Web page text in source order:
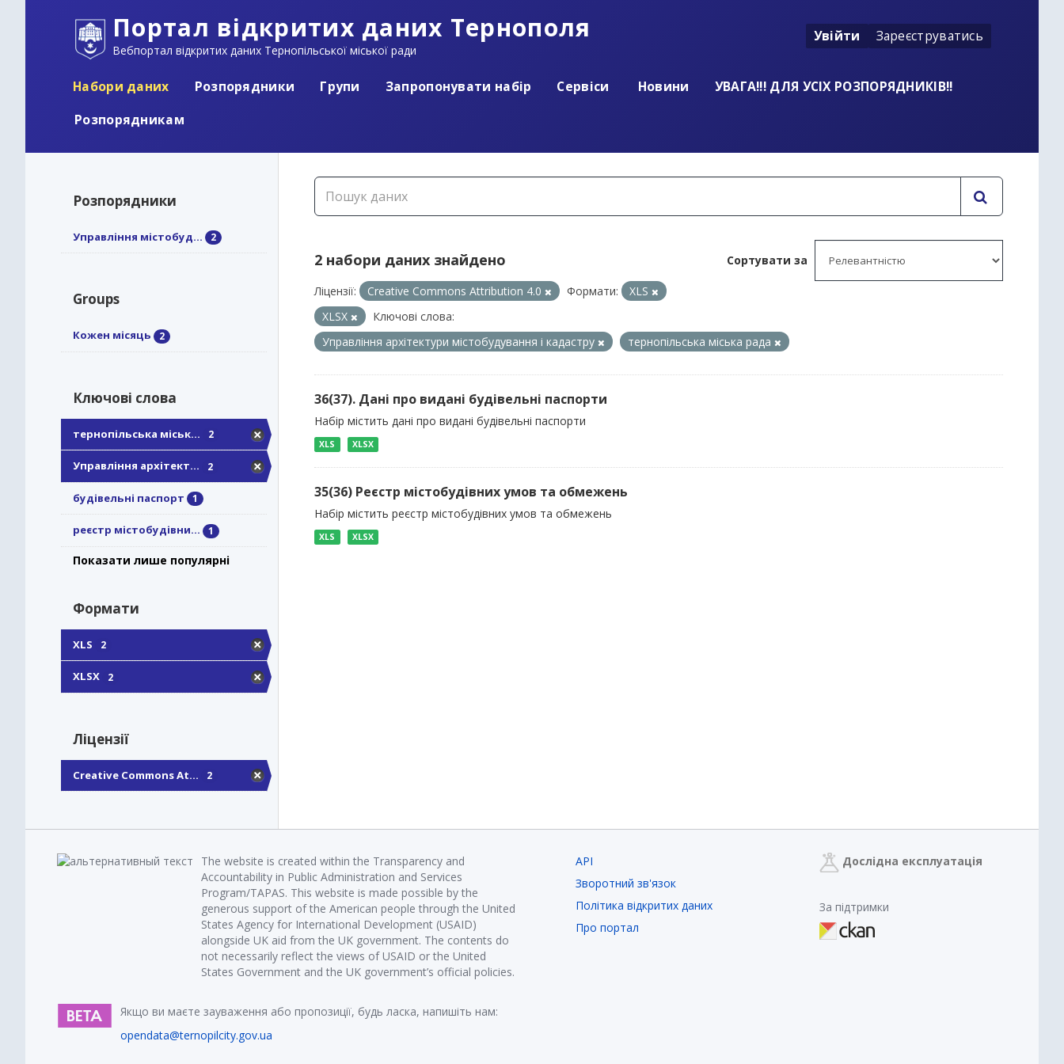
Портал відкритих даних Тернополя
Вебпортал відкритих даних Тернопільської міської ради
Увійти Зареєструватись
Набори даних Розпорядники Групи Запропонувати набір Сервіси Новини
УВАГА!!! ДЛЯ УСІХ РОЗПОРЯДНИКІВ!!
Розпорядникам
Розпорядники
Управління містобуд... 2
Groups
Кожен місяць 2
Ключові слова
тернопільська міськ... 2
Управління архітект... 2
будівельні паспорт 1
реєстр містобудівни... 1
Показати лише популярні
Формати
XLS 2
XLSX 2
Ліцензії
Creative Commons At... 2
Сортувати за
2 набори даних знайдено
Ліцензії: Creative Commons Attribution 4.0 Формати:
XLS
XLSX
Ключові слова:
Управління архітектури містобудування і кадастру
тернопільська міська рада
36(37). Дані про видані будівельні паспорти
Набір містить дані про видані будівельні паспорти
XLS XLSX
35(36) Реєстр містобудівних умов та обмежень
Набір містить реєстр містобудівних умов та обмежень
XLS XLSX
The website is created within the Transparency and
Accountability in Public Administration and Services
Program/TAPAS. This website is made possible by the
generous support of the American people through the United
States Agency for International Development (USAID)
alongside UK aid from the UK government. The contents do
not necessarily reflect the views of USAID or the United
States Government and the UK government’s official policies.
Якщо ви маєте зауваження або пропозиції, будь ласка, напишіть нам:
opendata@ternopilcity.gov.ua
API
Зворотний зв'язок
Політика відкритих даних
Про портал
Дослідна експлуатація
За підтримки